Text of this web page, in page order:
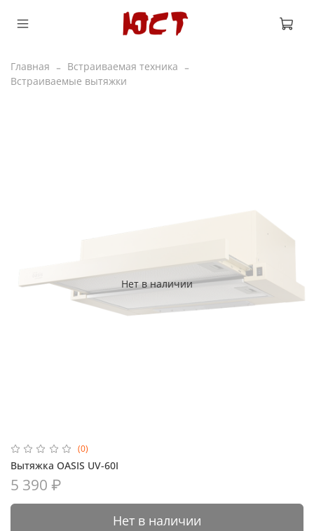
Главная
Встраиваемая техника
Встраиваемые вытяжки
Нет в наличии
(0)
Вытяжка OASIS UV-60I
5 390 ₽
Нет в наличии